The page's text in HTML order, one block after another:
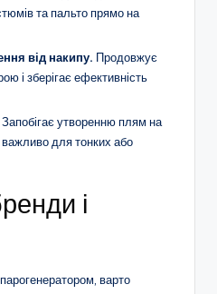
та пальто прямо на
від накипу. Продовжує
і зберігає ефективність
Запобігає утворенню плям на
для тонких або
і
варто